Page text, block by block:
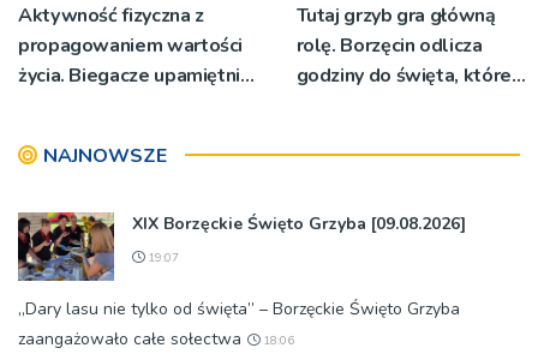
Aktywność fizyczna z
propagowaniem wartości
życia. Biegacze upamiętnili
Tutaj grzyb gra główną
rolę. Borzęcin odlicza
godziny do święta, które
NAJNOWSZE
XIX Borzęckie Święto Grzyba [09.08.2026]
19:07
„Dary lasu nie tylko od święta” – Borzęckie Święto Grzyba
zaangażowało całe sołectwa
18:06